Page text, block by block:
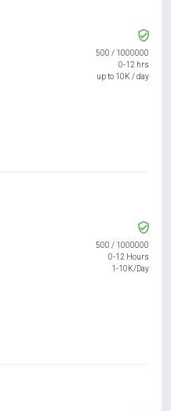
500 / 1000000
0-12 hrs
up to 10K / day
500 / 1000000
0-12 Hours
1-10K/Day